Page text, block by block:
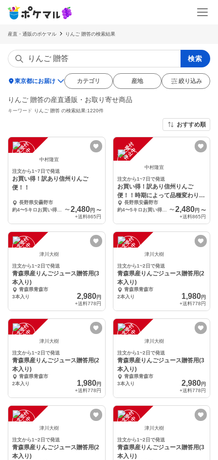
産直・通販のポケマル りんご 贈答の検索結果
検索
location_on東京都にお届け カテゴリ 産地 絞り込み
りんご 贈答の産直通販・お取り寄せ商品
キーワード りんご 贈答 の検索結果:1220件
おすすめ順
注
文
受
付
停
止
中 中村隆宣
注文から1~7日で発送
お買い得！訳あり信州りんご
便！！
長野県安曇野市
〜 2,480円 〜
+送料865円
注
文
受
付
停
止
中
中村隆宣
注文から1~7日で発送
お買い得！訳あり信州りんご
便！！時期によって品種変わりま
す！長野県安曇野市
約4〜5キロお買い得訳あり品
〜2,480円 〜
+送料865円
注
文
受
付
停
止
中 津川大樹
注文から1~2日で発送
青森県産りんごジュース贈答用(3
本入り)
青森県青森市
3本入り
2,980円
+送料778円
注
文
受
付
停
止
中 津川大樹
注文から1~2日で発送
青森県産りんごジュース贈答用(2
本入り)
青森県青森市
2本入り
1,980円
+送料778円
注
文
受
付
停
止
中 津川大樹
注文から1~2日で発送
青森県産りんごジュース贈答用(2
本入り)
青森県青森市
2本入り
1,980円
+送料778円
注
文
受
付
停
止
中 津川大樹
注文から1~2日で発送
青森県産りんごジュース贈答用(3
本入り)
青森県青森市
3本入り
2,980円
+送料778円
注
文
受
付
停
止
中 津川大樹
注文から1~2日で発送
青森県産りんごジュース贈答用(2
本入り)
注
文
受
付
停
止
中 津川大樹
注文から1~2日で発送
青森県産りんごジュース贈答用(3
本入り)